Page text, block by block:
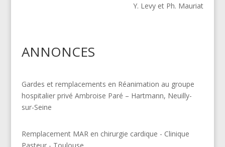
Y. Levy et Ph. Mauriat
ANNONCES
Gardes et remplacements en Réanimation au groupe
hospitalier privé Ambroise Paré – Hartmann, Neuilly-
sur-Seine
Remplacement MAR en chirurgie cardique - Clinique
Pasteur - Toulouse